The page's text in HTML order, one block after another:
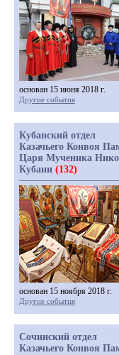
основан 15 июня 2018 г.
Другие события
Кубанский отдел
Казачьего Конвоя
Царя Мученика
Кубани (132)
основан 15 ноября 2018 г.
Другие события
Сочинский отдел
Казачьего Конвоя